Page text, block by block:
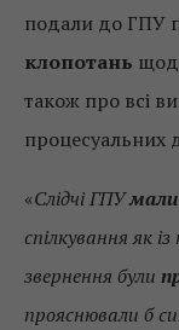
подали до ГПУ
клопотань
також про всі
процесуальних
«Слідчі ГПУмали
спілкування як
звернення були
прояснювали б